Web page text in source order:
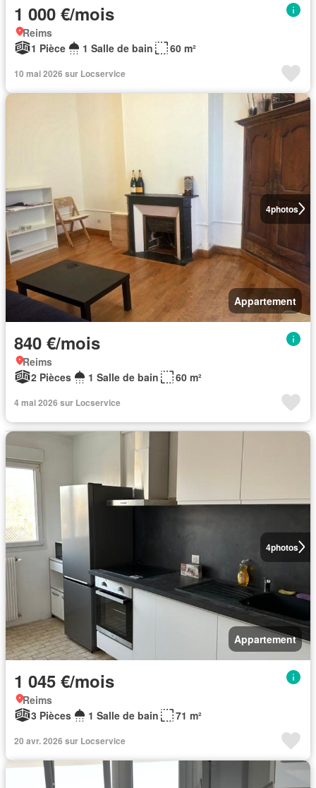
1 000 €/mois
Reims
1 Pièce
1 Salle de bain 60 m²
10 mai 2026 sur Locservice
4photos
Appartement
840 €/mois
Reims
2 Pièces
1 Salle de bain 60 m²
4 mai 2026 sur Locservice
4photos
Appartement
1 045 €/mois
Reims
3 Pièces
1 Salle de bain 71 m²
20 avr. 2026 sur Locservice